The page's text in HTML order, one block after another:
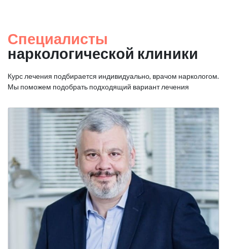
Специалисты
наркологической клиники
Курс лечения подбирается индивидуально, врачом наркологом.
Мы поможем подобрать подходящий вариант лечения